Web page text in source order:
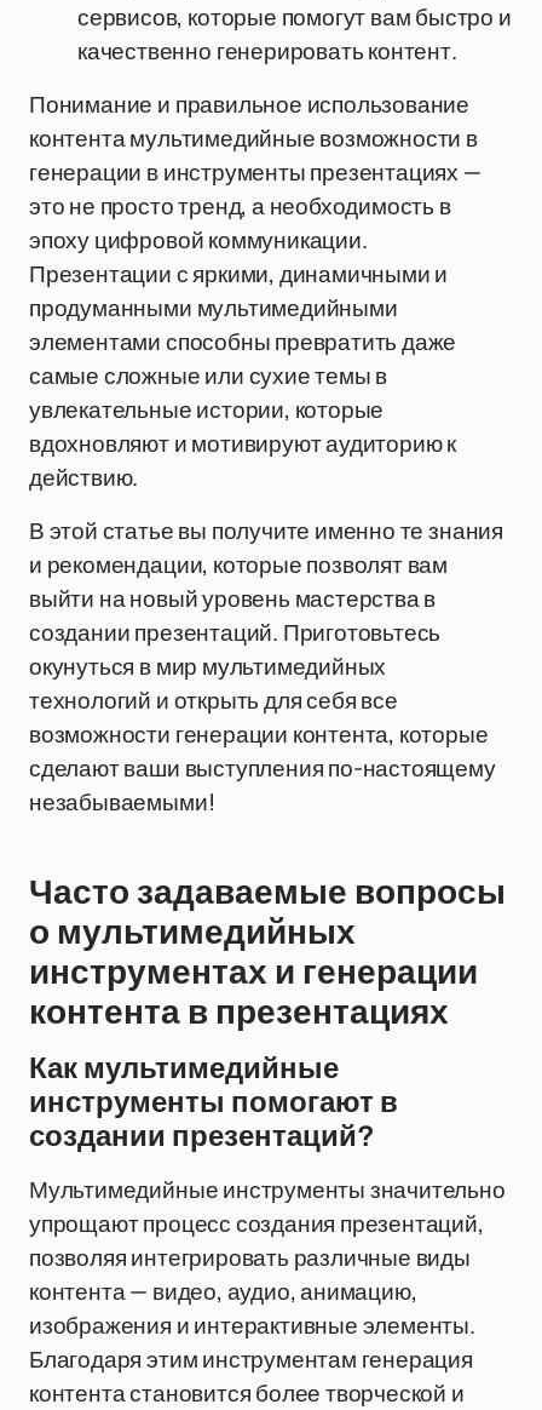
сервисов, которые помогут вам быстро и
качественно генерировать контент.
Понимание и правильное использование
контента мультимедийные возможности в
генерации в инструменты презентациях —
это не просто тренд, а необходимость в
эпоху цифровой коммуникации.
Презентации с яркими, динамичными и
продуманными мультимедийными
элементами способны превратить даже
самые сложные или сухие темы в
увлекательные истории, которые
вдохновляют и мотивируют аудиторию к
действию.
В этой статье вы получите именно те знания
и рекомендации, которые позволят вам
выйти на новый уровень мастерства в
создании презентаций. Приготовьтесь
окунуться в мир мультимедийных
технологий и открыть для себя все
возможности генерации контента, которые
сделают ваши выступления по-настоящему
незабываемыми!
Часто задаваемые вопросы
о мультимедийных
инструментах и генерации
контента в презентациях
Как мультимедийные
инструменты помогают в
создании презентаций?
Мультимедийные инструменты значительно
упрощают процесс создания презентаций,
позволяя интегрировать различные виды
контента — видео, аудио, анимацию,
изображения и интерактивные элементы.
Благодаря этим инструментам генерация
контента становится более творческой и